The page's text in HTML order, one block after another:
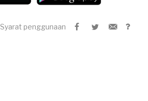
Syarat penggunaan